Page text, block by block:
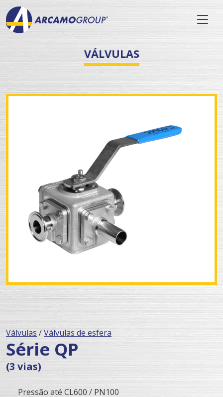
VÁLVULAS
Válvulas /Válvulas de esfera
Série QP
(3 vias)
Pressão até CL600 / PN100